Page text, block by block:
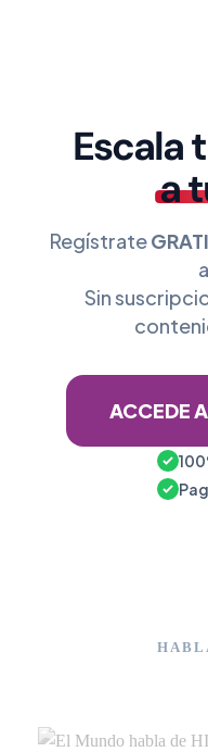
Escala
a
Regístrate
Sin
ACCEDE